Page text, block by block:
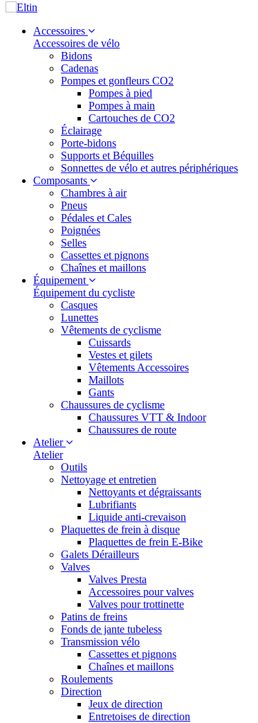
Accessoires
Accessoires de vélo
Bidons
Cadenas
Pompes et gonfleurs CO2
Pompes à pied
Pompes à main
Cartouches de CO2
Éclairage
Porte-bidons
Supports et Béquilles
Sonnettes de vélo et autres périphériques
Composants
Chambres à air
Pneus
Pédales et Cales
Poignées
Selles
Cassettes et pignons
Chaînes et maillons
Équipement
Équipement du cycliste
Casques
Lunettes
Vêtements de cyclisme
Cuissards
Vestes et gilets
Vêtements Accessoires
Maillots
Gants
Chaussures de cyclisme
Chaussures VTT & Indoor
Chaussures de route
Atelier
Atelier
Outils
Nettoyage et entretien
Nettoyants et dégraissants
Lubrifiants
Liquide anti-crevaison
Plaquettes de frein à disque
Plaquettes de frein E-Bike
Galets Dérailleurs
Valves
Valves Presta
Accessoires pour valves
Valves pour trottinette
Patins de freins
Fonds de jante tubeless
Transmission vélo
Cassettes et pignons
Chaînes et maillons
Roulements
Direction
Jeux de direction
Entretoises de direction